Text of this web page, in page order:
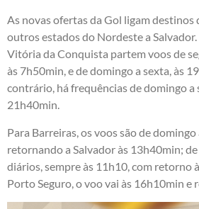
As novas ofertas da Gol ligam destinos
outros estados do Nordeste a
Vitória da Conquista partem voos de
às 7h50min, e de domingo a sexta, às
contrário, há frequências de domingo a
21h40min.
Para Barreiras, os voos são de domingo
retornando a Salvador às 13h40min;
diários, sempre às 11h10, com retorno
Porto Seguro, o voo vai às 16h10min e